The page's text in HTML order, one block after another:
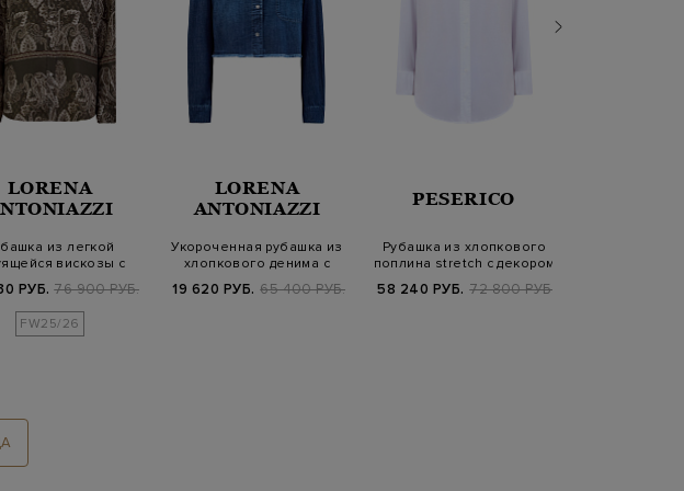
LORENA
из легкой
вискозы с
РУБ. 76 900 РУБ.
FW25/26
LORENA
ANTONIAZZI
Укороченная рубашка из
хлопкового денима с
19 620 РУБ. 65 400 РУБ.
PESERICO
Рубашка из хлопкового
поплина stretch с декором
58 240 РУБ. 72 800 РУБ.